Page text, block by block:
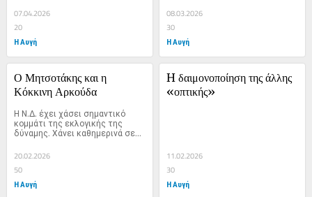
07.04.2026
20
Η Αυγή
08.03.2026
30
Η Αυγή
Ο Μητσοτάκης και η
Κόκκινη Αρκούδα
Η Ν.Δ. έχει χάσει σημαντικό
κομμάτι της εκλογικής της
δύναμης. Χάνει καθημερινά σε...
20.02.2026
50
Η Αυγή
H δαιμονοποίηση της άλλης
«οπτικής»
11.02.2026
30
Η Αυγή